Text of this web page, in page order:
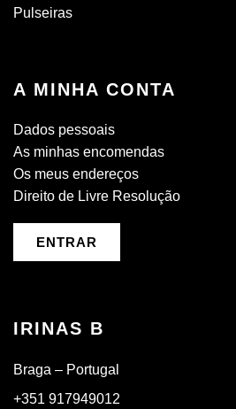
Pulseiras
A MINHA CONTA
Dados pessoais
As minhas encomendas
Os meus endereços
Direito de Livre Resolução
ENTRAR
IRINAS B
Braga – Portugal
+351 917949012